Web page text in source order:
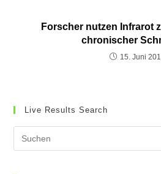
Forscher nutzen Infrarot
chronischer
15. Juni
Live Results Search